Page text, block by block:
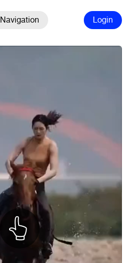
Navigation Login